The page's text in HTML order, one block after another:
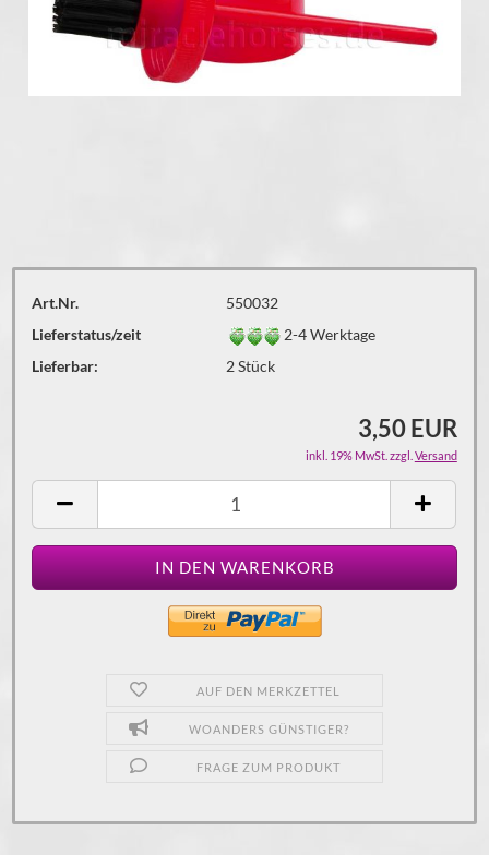
Art.Nr.
550032
Lieferstatus/zeit
2-4 Werktage
Lieferbar:
2Stück
3,50 EUR
inkl. 19% MwSt. zzgl. Versand
AUF DEN MERKZETTEL
WOANDERS GÜNSTIGER?
FRAGE ZUM PRODUKT